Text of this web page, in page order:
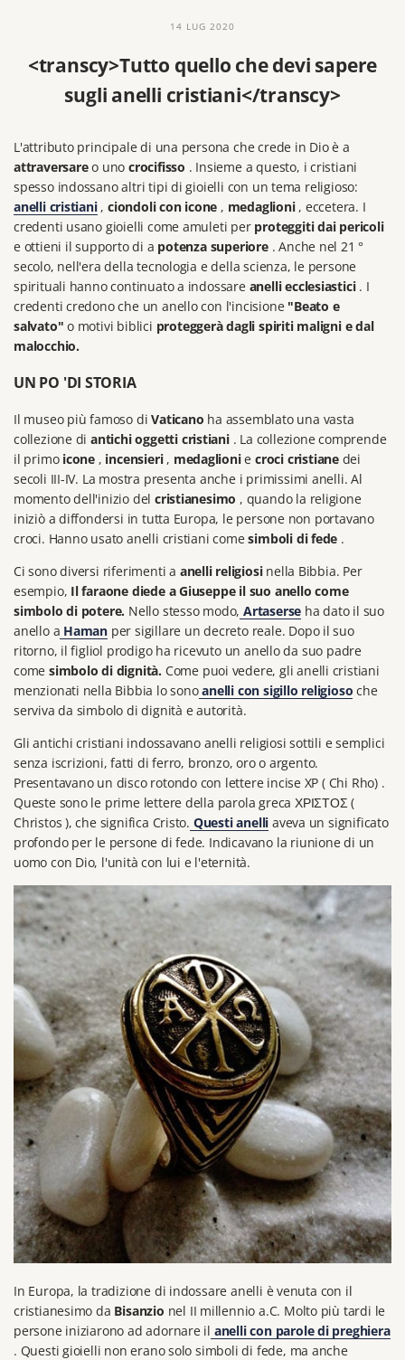
14 LUG 2020
<transcy>Tutto quello che devi sapere
sugli anelli cristiani</transcy>
L'attributo principale di una persona che crede in Dio è a
attraversareo uno crocifisso . Insieme a questo, i cristiani
spesso indossano altri tipi di gioielli con un tema religioso:
anelli cristiani, ciondoli con icone , medaglioni, eccetera. I
credenti usano gioielli come amuleti perproteggiti dai pericoli
e ottieni il supporto di a potenza superiore. Anche nel 21 °
secolo, nell'era della tecnologia e della scienza, le persone
spirituali hanno continuato a indossareanelli ecclesiastici. I
credenti credono che un anello con l'incisione"Beato e
salvato" o motivi biblici proteggerà dagli spiriti maligni e dal
malocchio.
UN PO 'DI STORIA
Il museo più famoso di Vaticano ha assemblato una vasta
collezione di antichi oggetti cristiani. La collezione comprende
il primoicone , incensieri, medaglionie croci cristianedei
secoli III-IV. La mostra presenta anche i primissimi anelli. Al
momento dell'inizio del cristianesimo , quando la religione
iniziò a diffondersi in tutta Europa, le persone non portavano
croci. Hanno usato anelli cristiani comesimboli di fede .
Ci sono diversi riferimenti a anelli religiosinella Bibbia. Per
esempio, Il faraone diede a Giuseppe il suo anello come
simbolo di potere. Nello stesso modo, Artaserse ha dato il suo
anello a Haman per sigillare un decreto reale. Dopo il suo
ritorno, il figliol prodigo ha ricevuto un anello da suo padre
come simbolo di dignità.Come puoi vedere, gli anelli cristiani
menzionati nella Bibbia lo sonoanelli con sigillo religioso che
serviva da simbolo di dignità e autorità.
Gli antichi cristiani indossavano anelli religiosi sottili e semplici
senza iscrizioni, fatti di ferro, bronzo, oro o argento.
Presentavano un disco rotondo con lettere incise XP (Chi Rho) .
Queste sono le prime lettere della parola greca ΧΡΙΣΤΟΣ (
Christos ), che significa Cristo. Questi anelli aveva un significato
profondo per le persone di fede. Indicavano la riunione di un
uomo con Dio, l'unità con lui e l'eternità.
In Europa, la tradizione di indossare anelli è venuta con il
cristianesimo da Bisanzio nel II millennio a.C. Molto più tardi le
persone iniziarono ad adornare il anelli con parole di preghiera
. Questi gioielli non erano solo simboli di fede, ma anche